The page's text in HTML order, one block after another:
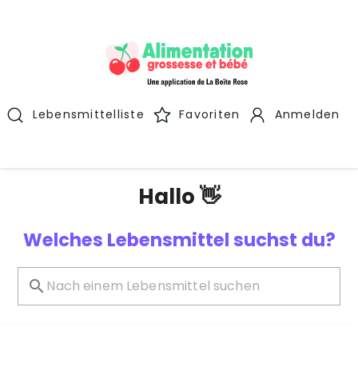
Lebensmittelliste Favoriten Anmelden
Hallo 👋
Welches Lebensmittel suchst du?